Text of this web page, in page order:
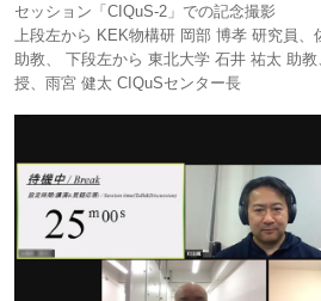
セッション「CIQuS-2」での記念撮影
上段左から KEK物構研 岡部 博孝 研究員
助教、 下段左から 東北大学 石井 祐太 助
授、雨宮 健太 CIQuSセンター長